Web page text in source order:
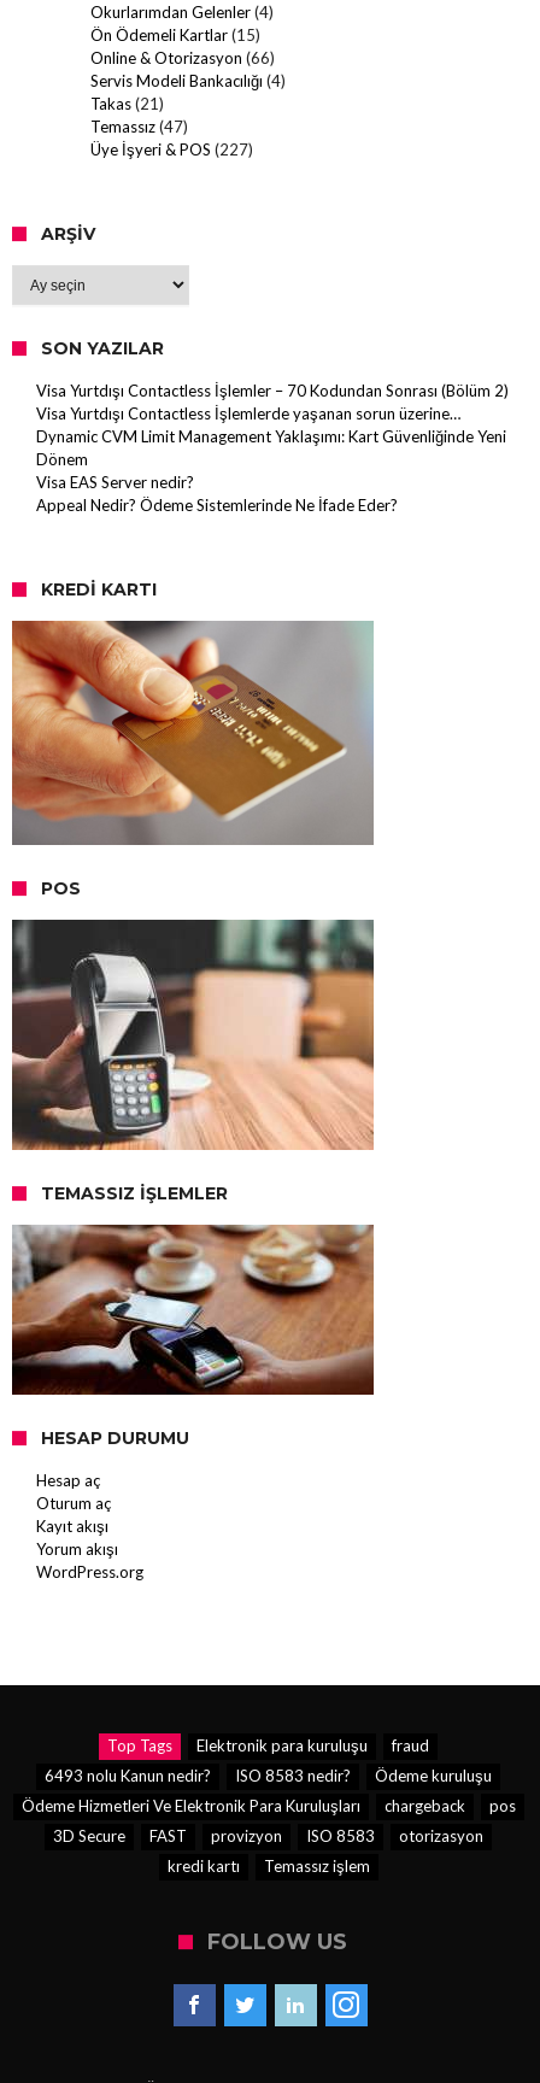
Okurlarımdan Gelenler(4)
Ön Ödemeli Kartlar(15)
Online & Otorizasyon (66)
Servis Modeli Bankacılığı (4)
Takas(21)
Temassız(47)
Üye İşyeri & POS (227)
ARŞIV
SON YAZILAR
Visa Yurtdışı Contactless İşlemler – 70 Kodundan Sonrası (Bölüm 2)
Visa Yurtdışı Contactless İşlemlerde yaşanan sorun üzerine…
Dynamic CVM Limit Management Yaklaşımı: Kart Güvenliğinde Yeni
Dönem
Visa EAS Server nedir?
Appeal Nedir? Ödeme Sistemlerinde Ne İfade Eder?
KREDI KARTI
POS
TEMASSIZ İŞLEMLER
HESAP DURUMU
Hesap aç
Oturum aç
Kayıt akışı
Yorum akışı
WordPress.org
Top Tags Elektronik para kuruluşu
fraud
6493 nolu Kanun nedir?
ISO 8583 nedir?
Ödeme kuruluşu
Ödeme Hizmetleri Ve Elektronik Para Kuruluşları
chargeback
pos
3D Secure
FAST provizyon ISO 8583
otorizasyon
kredi kartı
Temassız işlem
FOLLOW US